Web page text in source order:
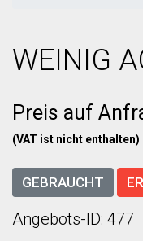
WEINIG
Preis auf
(VAT ist nicht enthalten)
GEBRAUCHT
Angebots-ID: 477